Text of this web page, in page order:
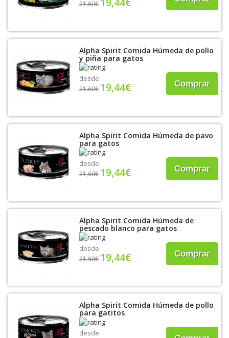
21,60€
Alpha Spirit Comida Húmeda de pollo
y piña para gatos
desde
21,60€ 19,44€ Comprar
Alpha Spirit Comida Húmeda de pavo
para gatos
desde
21,60€ 19,44€ Comprar
Alpha Spirit Comida Húmeda de
pescado blanco para gatos
desde
21,60€ 19,44€ Comprar
Alpha Spirit Comida Húmeda de pollo
para gatitos
desde